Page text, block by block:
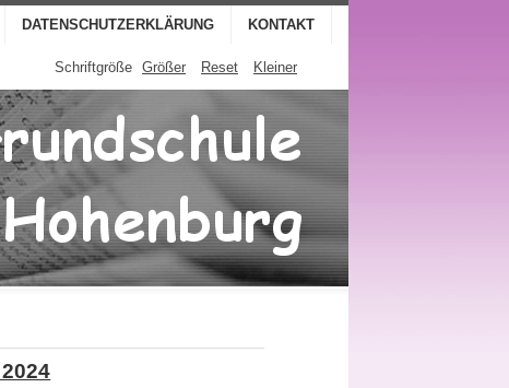
DATENSCHUTZERKLÄRUNG KONTAKT
Schriftgröße Größer Reset Kleiner